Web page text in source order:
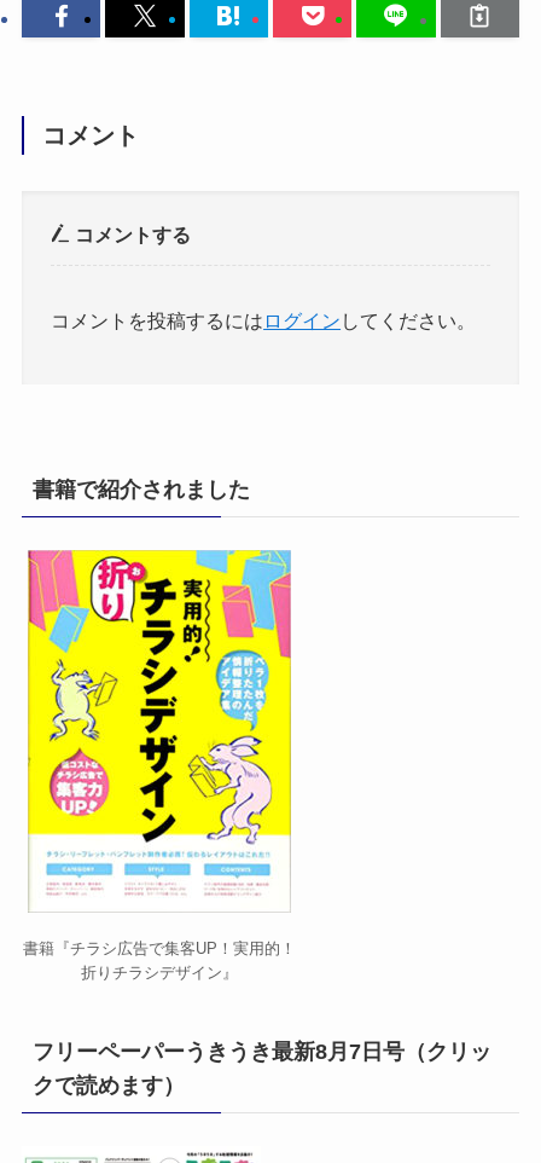
コメント
コメントする
コメントを投稿するには ログイン してください。
書籍で紹介されました
書籍『チラシ広告で集客UP！実用的！
折りチラシデザイン』
フリーペーパーうきうき最新8月7日号（クリッ
クで読めます）